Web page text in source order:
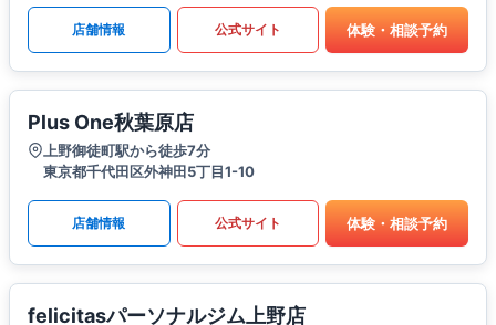
店舗情報 公式サイト 体験・相談予約
Plus One秋葉原店
上野御徒町駅から徒歩7分
東京都千代田区外神田5丁目1-10
店舗情報 公式サイト 体験・相談予約
felicitasパーソナルジム上野店